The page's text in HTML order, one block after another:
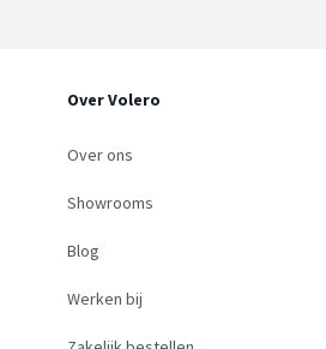
Over Volero
Over ons
Showrooms
Blog
Werken bij